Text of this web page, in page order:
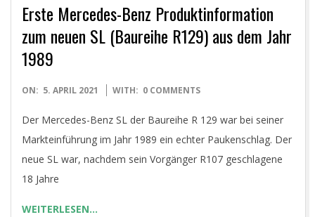
Erste Mercedes-Benz Produktinformation
zum neuen SL (Baureihe R129) aus dem Jahr
1989
2021-
ON: 5. APRIL 2021 WITH: 0 COMMENTS
Der Mercedes-Benz SL der Baureihe R 129 war bei seiner
Markteinführung im Jahr 1989 ein echter Paukenschlag. Der
neue SL war, nachdem sein Vorgänger R107 geschlagene
18 Jahre
WEITERLESEN…